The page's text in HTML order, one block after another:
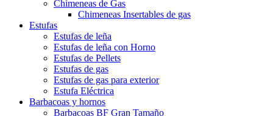
Chimeneas de Gas
Chimeneas Insertables de gas
Estufas
Estufas de leña
Estufas de leña con Horno
Estufas de Pellets
Estufas de gas
Estufas de gas para exterior
Estufa Eléctrica
Barbacoas y hornos
Barbacoas BF Gran Tamaño